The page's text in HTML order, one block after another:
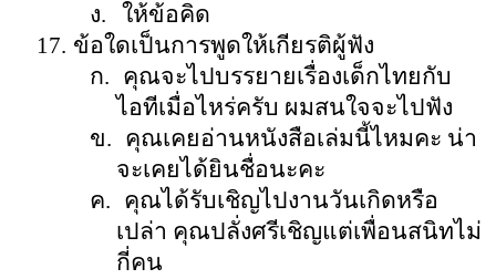
ง.
ให้ข้อคิด
17. ข้อใดเป็นการพูดให้เกียรติผู้ฟัง
ก. คุณจะไปบรรยายเรื่องเด็กไทยกับ
ไอทีเมื่อไหร่ครับ ผมสนใจจะไปฟัง
ข. คุณเคยอ่านหนังสือเล่มนี้ไหมคะ น่า
จะเคยได้ยินชื่อนะคะ
ค. คุณได้รับเชิญไปงานวันเกิดหรือ
เปล่า คุณปลั่งศรีเชิญแต่เพื่อนสนิทไม่
กี่คน